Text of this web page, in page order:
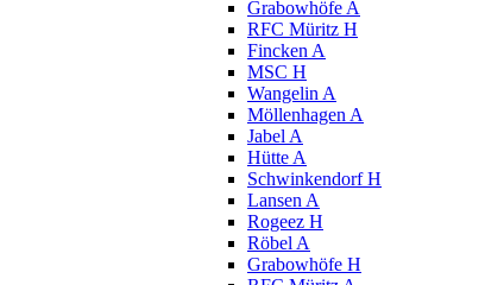
Grabowhöfe A
RFC Müritz H
Fincken A
MSC H
Wangelin A
Möllenhagen A
Jabel A
Hütte A
Schwinkendorf H
Lansen A
Rogeez H
Röbel A
Grabowhöfe H